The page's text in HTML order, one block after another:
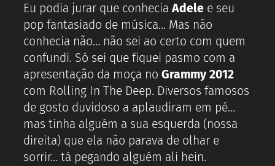
Eu podia jurar que conhecia Adelee seu
pop fantasiado de música… Mas não
conhecia não… não sei ao certo com quem
confundi. Só sei que fiquei pasmo com a
apresentação da moça no Grammy 2012
com Rolling In The Deep. Diversos famosos
de gosto duvidoso a aplaudiram em pé…
mas tinha alguém a sua esquerda (nossa
direita) que ela não parava de olhar e
sorrir… tá pegando alguém ali hein.